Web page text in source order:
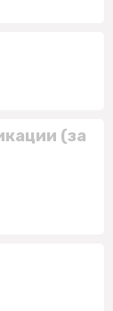
(за